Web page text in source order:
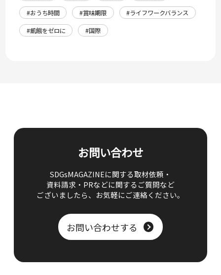
#おうち時間
#賞味期限
#ライフワークバランス
#飢餓をゼロに
#国際
お問い合わせ
SDGsMAGAZINEに関する取材依頼・
資料請求・PRなどに関するご質問など
ございましたら、 お気軽にご連絡ください。
お問い合わせする